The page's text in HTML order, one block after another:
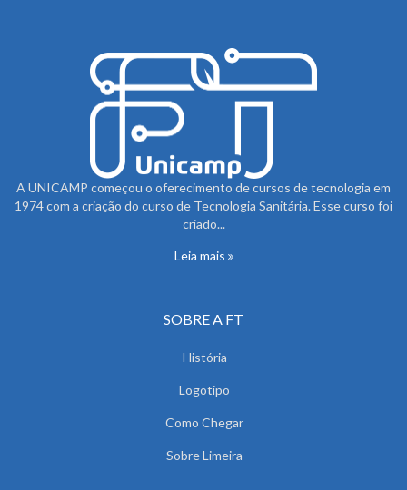
A UNICAMP começou o oferecimento de cursos de tecnologia em
1974 com a criação do curso de Tecnologia Sanitária. Esse curso foi
criado...
Leia mais
SOBRE A FT
História
Logotipo
Como Chegar
Sobre Limeira